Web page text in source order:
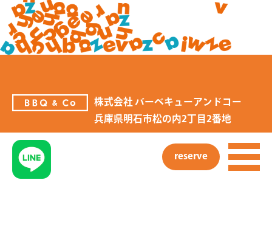
reserve
株式会社 バーベキューアンドコー
兵庫県明石市松の内2丁目2番地
大蔵海岸BBQ ZAZAZA
明石市大蔵海岸通1丁目大蔵海岸公園